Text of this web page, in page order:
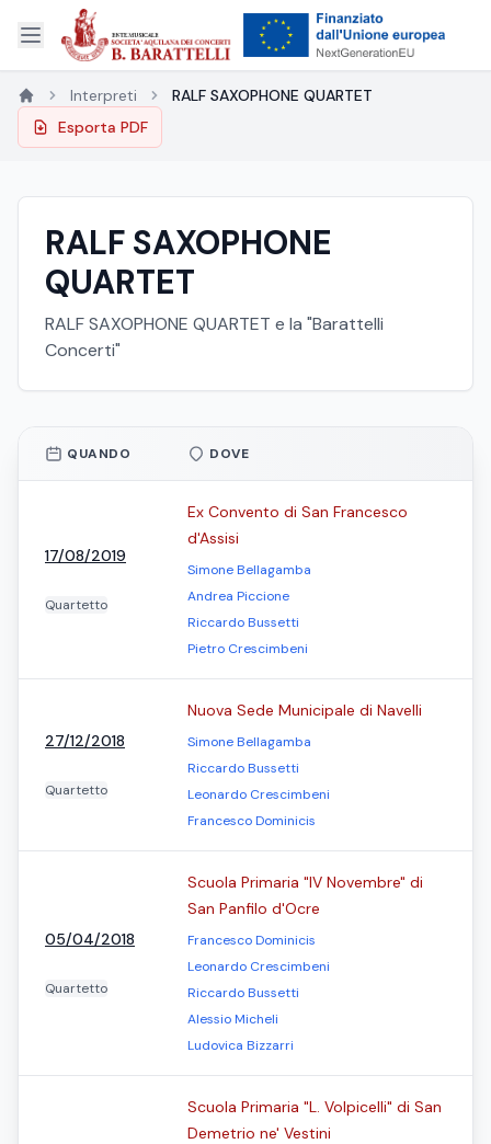
Interpreti
RALF SAXOPHONE QUARTET
Esporta PDF
RALF SAXOPHONE
QUARTET
RALF SAXOPHONE QUARTET e la "Barattelli
Concerti"
QUANDO DOVE
17/08/2019
Quartetto
Ex Convento di San Francesco
d'Assisi
Simone Bellagamba
Andrea Piccione
Riccardo Bussetti
Pietro Crescimbeni
27/12/2018
Quartetto
Nuova Sede Municipale di Navelli
Simone Bellagamba
Riccardo Bussetti
Leonardo Crescimbeni
Francesco Dominicis
05/04/2018
Quartetto
Scuola Primaria "IV Novembre" di
San Panfilo d'Ocre
Francesco Dominicis
Leonardo Crescimbeni
Riccardo Bussetti
Alessio Micheli
Ludovica Bizzarri
Scuola Primaria "L. Volpicelli" di San
Demetrio ne' Vestini